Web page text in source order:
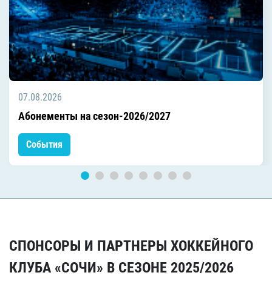
07.08.2026
Абонементы на сезон-2026/2027
События
СПОНСОРЫ И ПАРТНЕРЫ ХОККЕЙНОГО
КЛУБА «СОЧИ» В СЕЗОНЕ 2025/2026